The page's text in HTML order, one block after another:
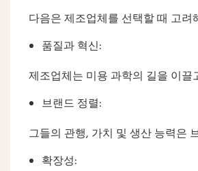
다음은 제조업체를 선택할 때 고
품질과 혁신:
제조업체는 미용 과학의 길을 이
브랜드 정렬:
그들의 관행, 가치 및 생산 능력은
확장성: